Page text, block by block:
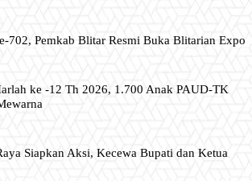
702, Pemkab Blitar Resmi Buka Blitarian Expo
ke -12 Th 2026, 1.700 Anak PAUD-TK
Siapkan Aksi, Kecewa Bupati dan Ketua